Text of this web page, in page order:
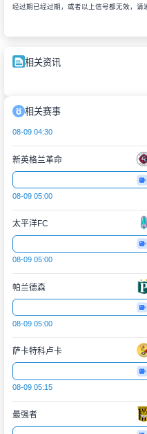
经过期已经过期，或者以上信号都无效，请
相关资讯
相关赛事
08-09 04:30
新英格兰革命
08-09 05:00
太平洋FC
08-09 05:00
帕兰德森
08-09 05:00
萨卡特科卢卡
08-09 05:15
最强者